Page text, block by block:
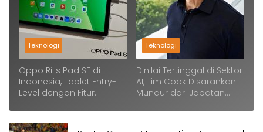
Teknologi
Oppo Rilis Pad SE di
Indonesia, Tablet Entry-
Level dengan Fitur
Teknologi
Dinilai Tertinggal di Sektor
AI, Tim Cook Disarankan
Mundur dari Jabatan